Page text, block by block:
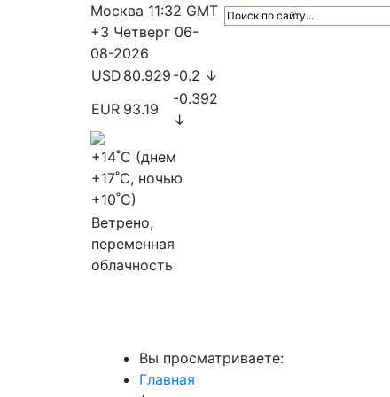
Москва 11:32 GMT
+3 Четверг 06-
08-2026
USD 80.929 -0.2 ↓
EUR 93.19
-0.392
↓
+14˚C (днем
+17˚C, ночью
+10˚C)
Ветрено,
переменная
облачность
Вы просматриваете:
Главная